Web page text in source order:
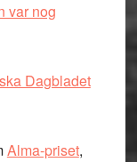
var nog
Dagbladet
Alma-priset,